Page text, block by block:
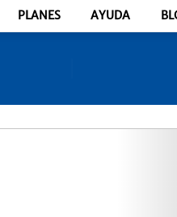
PLANES AYUDA